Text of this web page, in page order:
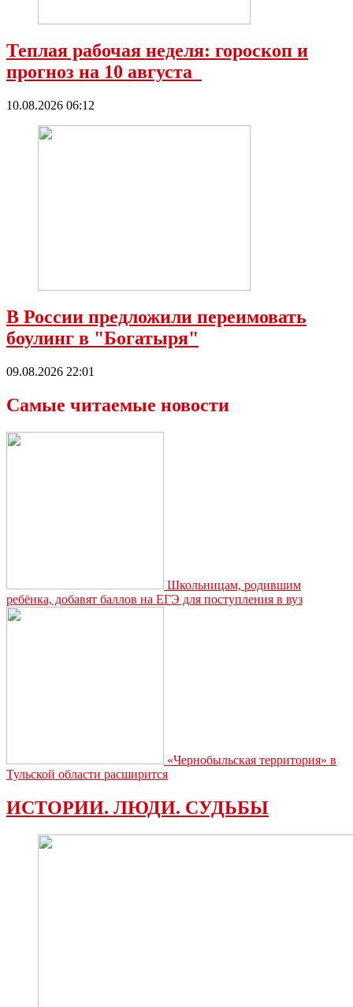
Теплая рабочая неделя: гороскоп и
прогноз на 10 августа
10.08.2026 06:12
В России предложили переимовать
боулинг в "Богатыря"
09.08.2026 22:01
Самые читаемые новости
Школьницам, родившим
ребёнка, добавят баллов на ЕГЭ для поступления в вуз
«Чернобыльская территория» в
Тульской области расширится
ИСТОРИИ. ЛЮДИ. СУДЬБЫ